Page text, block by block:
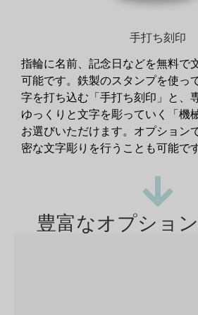
手打ち刻印
指輪に名前、記念日などを無料で
可能です。鉄製のスタンプを使っ
字を打ち込む「手打ち刻印」と、
ゆっくりと文字を彫っていく「機
お選びいただけます。オプション
密な文字彫りを行うことも可能です
豊富なオプショ